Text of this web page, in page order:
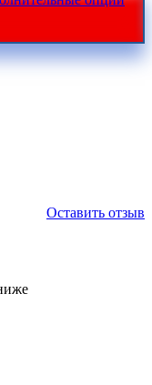
Оставить отзыв